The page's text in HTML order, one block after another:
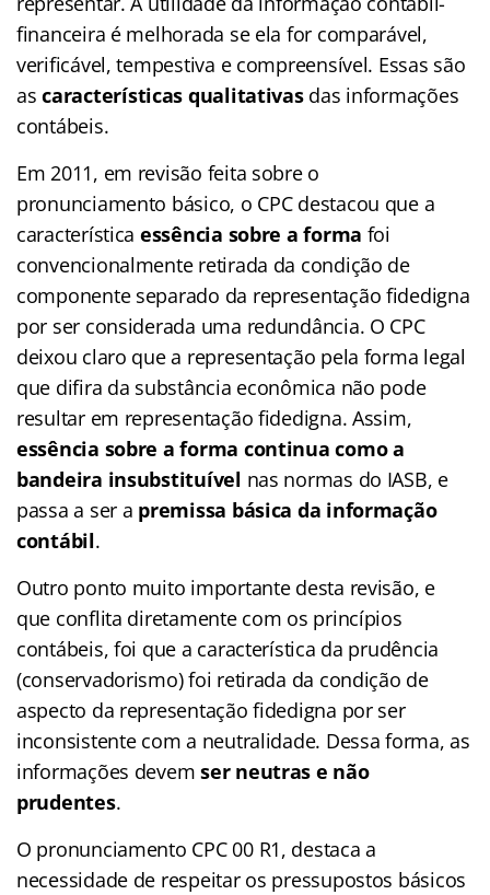
financeira é melhorada se ela for comparável,
verificável, tempestiva e compreensível. Essas são
ascaracterísticas qualitativas das informações
contábeis.
Em 2011, em revisão feita sobre o
pronunciamento básico, o CPC destacou que a
característica essência sobre a forma foi
convencionalmente retirada da condição de
componente separado da representação fidedigna
por ser considerada uma redundância. O CPC
deixou claro que a representação pela forma legal
que difira da substância econômica não pode
resultar em representação fidedigna. Assim,
essência sobre a forma continua como a
bandeira insubstituível nas normas do IASB, e
passa a ser a premissa básica da informação
contábil.
Outro ponto muito importante desta revisão, e
que conflita diretamente com os princípios
contábeis, foi que a característica da prudência
(conservadorismo) foi retirada da condição de
aspecto da representação fidedigna por ser
inconsistente com a neutralidade. Dessa forma, as
informações devemser neutras e não
prudentes.
O pronunciamento CPC 00 R1, destaca a
necessidade de respeitar os pressupostos básicos